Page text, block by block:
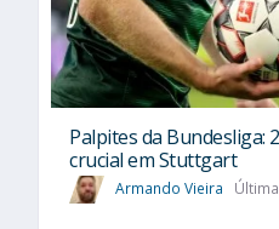
Palpites da Bundesliga:
crucial em Stuttgart
Armando Vieira